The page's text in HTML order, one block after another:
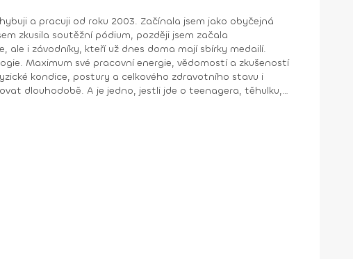
a pracuji od roku 2003. Začínala jsem jako obyčejná
zkusila soutěžní pódium, později jsem začala
i závodníky, kteří už dnes doma mají sbírky medailí.
kondice, postury a celkového zdravotního stavu i
dlouhodobě. A je jedno, jestli jde o teenagera, těhulku,
rehabilitaci, muže snažícího se získat svalovou